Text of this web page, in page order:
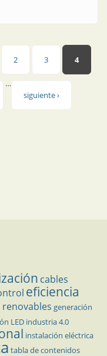
2 3 4
…
siguiente ›
cables
eficiencia
generación
LED industria 4.0
instalación eléctrica
tabla de contenidos